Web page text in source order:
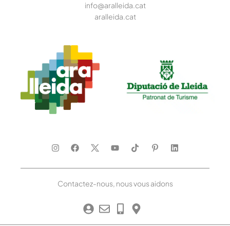
info@aralleida.cat
aralleida.cat
Contactez-nous, nous vous aidons